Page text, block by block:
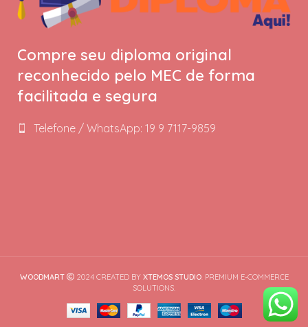
Compre seu diploma original
reconhecido pelo MEC de forma
facilitada e segura
Telefone / WhatsApp: 19 9 7117-9859
WOODMART 2024 CREATED BY XTEMOS STUDIO. PREMIUM E-COMMERCE
SOLUTIONS.